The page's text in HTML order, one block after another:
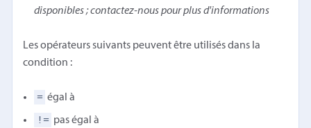
disponibles ; contactez-nous pour plus d'informations
Les opérateurs suivants peuvent être utilisés dans la
condition :
= égal à
!= pas égal à